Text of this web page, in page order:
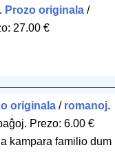
. Prozo originala /
27.00 €
originala/ romanoj.
. Prezo: 6.00 €
kampara familio dum